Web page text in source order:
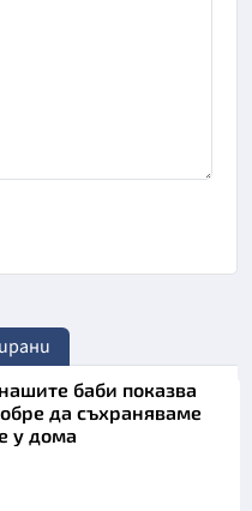
баби показва
да съхраняваме
у дома